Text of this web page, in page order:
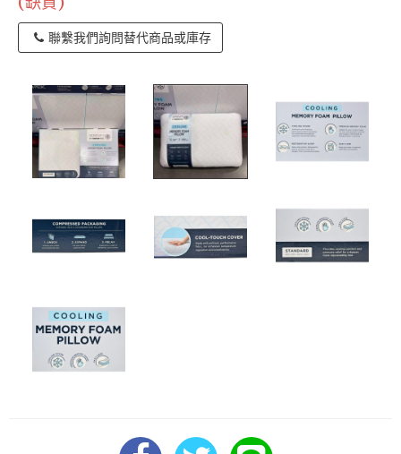
聯繫我們詢問替代商品或庫存